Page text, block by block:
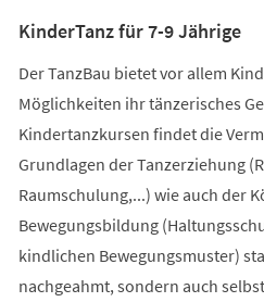
KinderTanz für 7-9 Jährige
Der TanzBau bietet vor allem
Möglichkeiten ihr tänzerisches
Kindertanzkursen findet die
Grundlagen der Tanzerziehung
Raumschulung,...) wie auch der
Bewegungsbildung
kindlichen Bewegungsmuster)
nachgeahmt, sondern auch